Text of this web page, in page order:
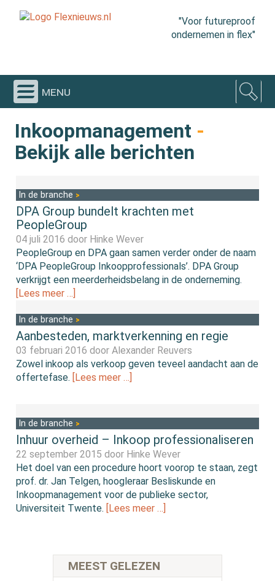
"Voor futureproof
ondernemen in flex"
menu
Inkoopmanagement -
Bekijk alle berichten
In de branche
DPA Group bundelt krachten met
PeopleGroup
04 juli 2016 door Hinke Wever
PeopleGroup en DPA gaan samen verder onder de naam
‘DPA PeopleGroup Inkoopprofessionals’. DPA Group
verkrijgt een meerderheidsbelang in de onderneming.
[Lees meer …]
In de branche
Aanbesteden, marktverkenning en regie
03 februari 2016 doorAlexander Reuvers
Zowel inkoop als verkoop geven teveel aandacht aan de
offertefase. [Lees meer …]
In de branche
Inhuur overheid – Inkoop professionaliseren
22 september 2015 door Hinke Wever
Het doel van een procedure hoort voorop te staan, zegt
prof. dr. Jan Telgen, hoogleraar Besliskunde en
Inkoopmanagement voor de publieke sector,
Universiteit Twente. [Lees meer …]
MEEST GELEZEN